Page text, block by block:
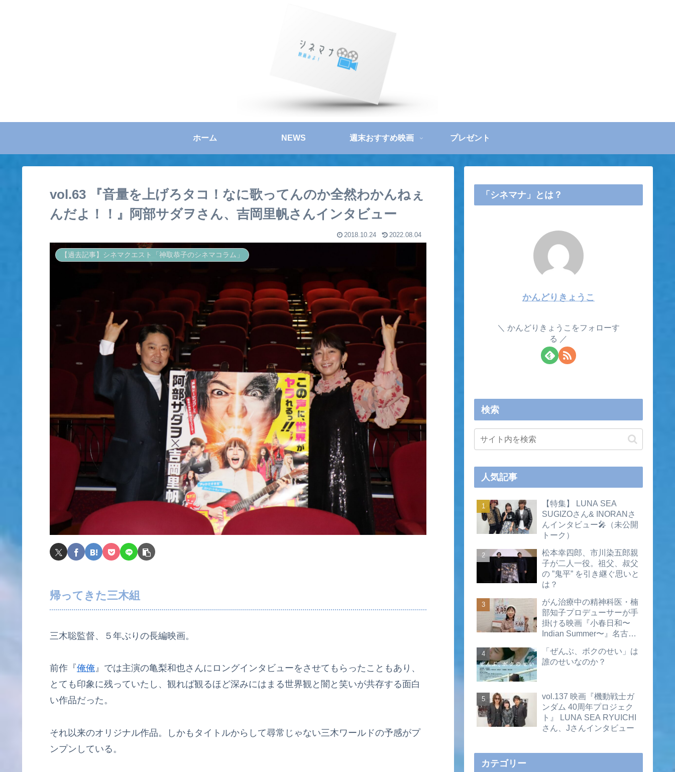
ホーム NEWS 週末おすすめ映画 プレゼント
vol.63 『音量を上げろタコ！なに歌ってんのか全然わかんねぇ
んだよ！！』阿部サダヲさん、吉岡里帆さんインタビュー
2018.10.24 2022.08.04
【過去記事】シネマクエスト「神取恭子のシネマコラム」
帰ってきた三木組
三木聡監督、５年ぶりの長編映画。
前作『俺俺』では主演の亀梨和也さんにロングインタビューをさせてもらったこともあり、
とても印象に残っていたし、観れば観るほど深みにはまる世界観と闇と笑いが共存する面白
い作品だった。
それ以来のオリジナル作品。しかもタイトルからして尋常じゃない三木ワールドの予感がプ
ンプンしている。
「シネマナ」とは？
かんどりきょうこ
かんどりきょうこをフォローす
る
検索
人気記事
【特集】 LUNA SEA
SUGIZOさん& INORANさ
んインタビュー🎤（未公開
トーク）
松本幸四郎、市川染五郎親
子が二人一役。祖父、叔父
の ”鬼平” を引き継ぐ思いと
は？
がん治療中の精神科医・楠
部知子プロデューサーが手
掛ける映画『小春日和〜
Indian Summer〜』名古屋
画あり）
「ぜんぶ、ボクのせい」は
誰のせいなのか？
vol.137 映画『機動戦士ガ
ンダム 40周年プロジェク
ト』 LUNA SEA RYUICHI
さん、Jさんインタビュー
カテゴリー